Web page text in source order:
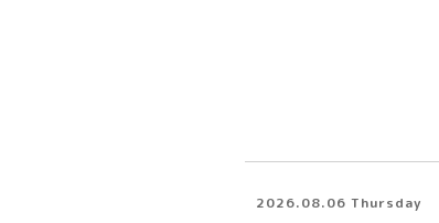
2026.08.06 Thursday